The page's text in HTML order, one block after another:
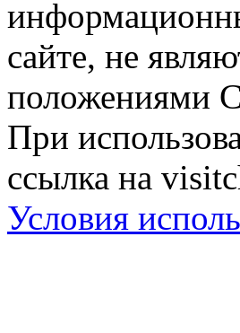
сайте, не
положениями
При
ссылка на
Условия